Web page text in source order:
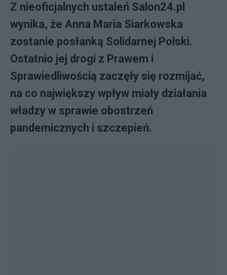
Z nieoficjalnych ustaleń Salon24.pl
wynika, że Anna Maria Siarkowska
zostanie posłanką Solidarnej Polski.
Ostatnio jej drogi z Prawem i
Sprawiedliwością zaczęły się rozmijać,
na co największy wpływ miały działania
władzy w sprawie obostrzeń
pandemicznych i szczepień.